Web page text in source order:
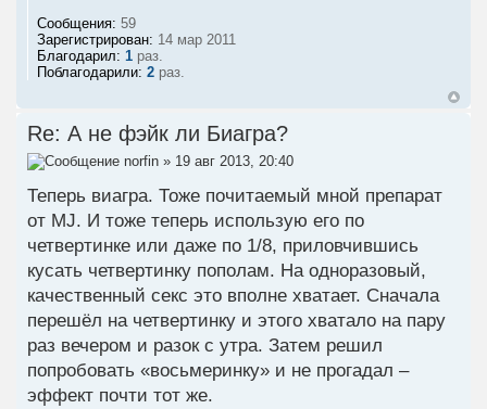
Сообщения: 59
Зарегистрирован: 14 мар 2011
Благодарил: 1 раз.
Поблагодарили: 2 раз.
Re: А не фэйк ли Биагра?
norfin » 19 авг 2013, 20:40
Теперь виагра. Тоже почитаемый мной препарат
от MJ. И тоже теперь использую его по
четвертинке или даже по 1/8, приловчившись
кусать четвертинку пополам. На одноразовый,
качественный секс это вполне хватает. Сначала
перешёл на четвертинку и этого хватало на пару
раз вечером и разок с утра. Затем решил
попробовать «восьмеринку» и не прогадал –
эффект почти тот же.